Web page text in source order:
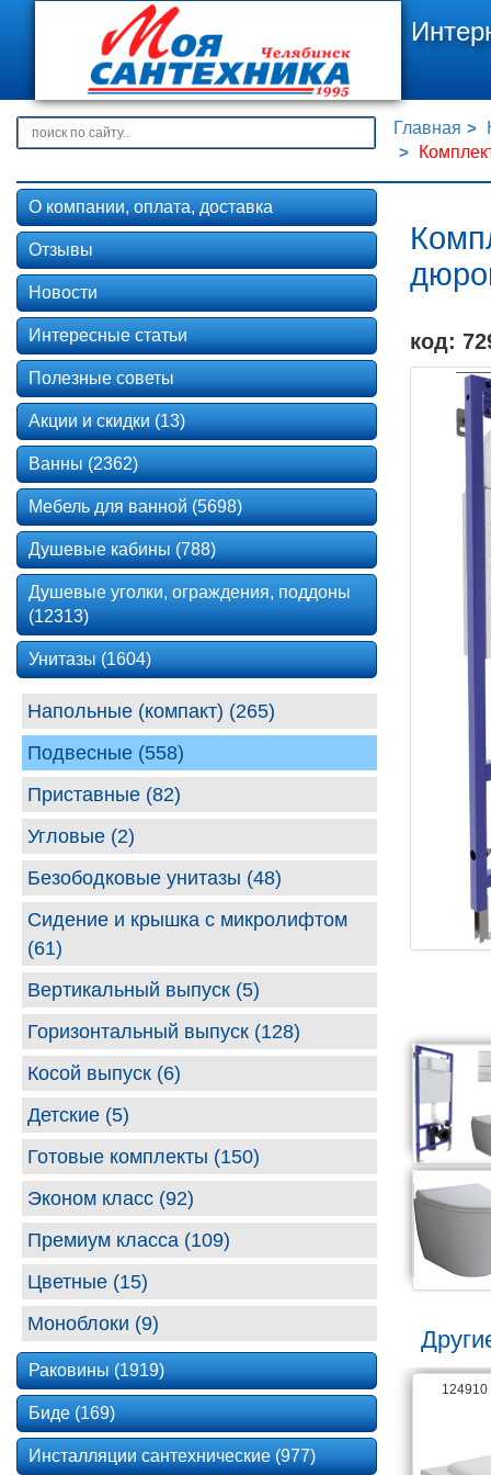
Главная
код:
61716 124910
О компании, оплата, доставка
Отзывы
Новости
Интересные статьи
Полезные советы
Акции и скидки (13)
Ванны (2362)
Мебель для ванной (5698)
Душевые кабины (788)
Душевые уголки, ограждения, поддоны
(12313)
Унитазы (1604)
Напольные (компакт) (265)
Подвесные (558)
Приставные (82)
Угловые (2)
Безободковые унитазы (48)
Сидение и крышка с микролифтом
(61)
Вертикальный выпуск (5)
Горизонтальный выпуск (128)
Косой выпуск (6)
Детские (5)
Готовые комплекты (150)
Эконом класс (92)
Премиум класса (109)
Цветные (15)
Моноблоки (9)
Раковины (1919)
Биде (169)
Инсталляции сантехнические (977)